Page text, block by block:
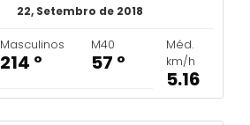
22, Setembro de 2018
Masculinos
214 º
M40
57 º
Méd.
km/h
5.16